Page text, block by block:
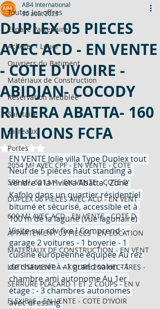
Toutes les offres
Espace Partenaire
Acheter - Louer
Ouvriers du Batiment
Matériaux de Construction
Réservation Meublée
Sanitaire
carreaux
Portes
2054 M² AVEC CPF - EN VENTE - COTE
599 M², 601 M² - EN VENTE - COTE D'
DUPLEX 06 PIECES AVEC ACD - EN VENT
600 M² AVEC ACD - EN VENTE - COTE D
APPARTEMENT 03 PIECES - EN LOCATION
MATERIAUX DE CONSTRUCTION - EN VENT
LOTISSEMENT À AKOURÉ 200 HECTARES -
SERRURE PLACARD 1 ET 2 COUPS - EN V
FLEXIBLE - EN VENTE - COTE D'IVOIR
DUPLEX 05 PIECES
AVEC ACD - EN VENTE
- COTE D'IVOIRE -
ABIDJAN- COCODY
RIVIERA ABATTA- 160
MILLIONS FCFA
AB4 International
30 août 2025
Noté NaN étoiles sur 5.
EN VENTE Jolie villa Type Duplex tout
Neuf de 5 pièces haut standing a
vendre a la riviera Abatta , Zone
Kafolo dans un quartier résidentiel
bitumé et sécurisé, accessible et à
100 m de la lagune (vue lagunaire)
Visite sur rdv fixe ! Comprend : -
garage 2 voitures - 1 boyerie - 1
cuisine européenne équipée Au rez
de chaussée : - 1 grand salon - 1
chambre ami autonome Au 1er
étage : - 3 chambres autonomes
avec dressing